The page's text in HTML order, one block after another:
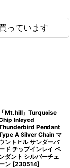
っています
「Mt.hill」Turquoise
Inlayed
Pendant
A Silver Chain マ
ウントヒル サンダーバ
ード チップインレイ ペ
ンダント シルバーチェ
ーン [230514]